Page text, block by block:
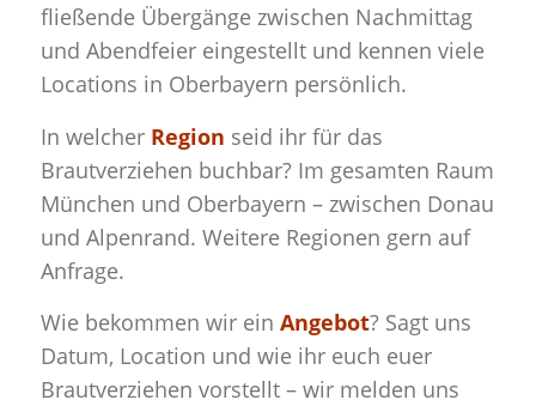
fließende Übergänge zwischen Nachmittag
und Abendfeier eingestellt und kennen viele
Locations in Oberbayern persönlich.
In welcher Region seid ihr für das
Brautverziehen buchbar? Im gesamten Raum
München und Oberbayern – zwischen Donau
und Alpenrand. Weitere Regionen gern auf
Anfrage.
Wie bekommen wir ein Angebot? Sagt uns
Datum, Location und wie ihr euch euer
Brautverziehen vorstellt – wir melden uns